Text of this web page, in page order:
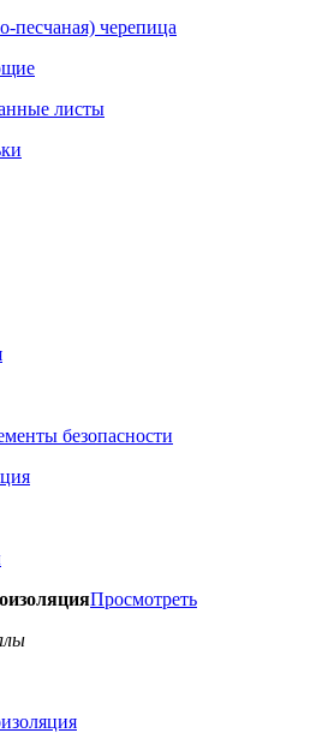
песчаная) черепица
листы
безопасности
Просмотреть